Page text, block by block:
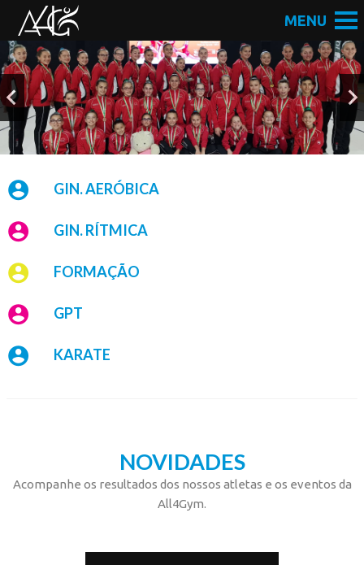
GIN. AERÓBICA
GIN. RÍTMICA
FORMAÇÃO
GPT
KARATE
NOVIDADES
Acompanhe os resultados dos nossos atletas e os eventos da
All4Gym.